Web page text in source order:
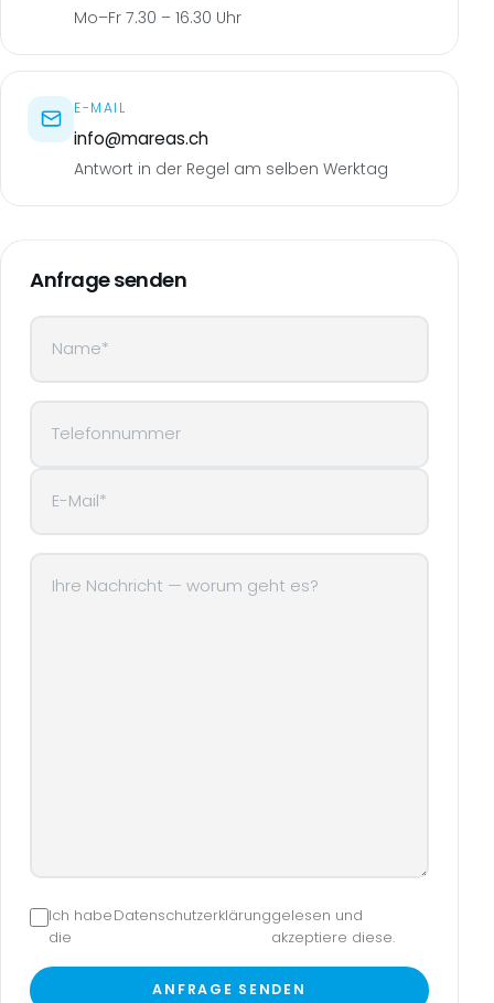
Mo–Fr 7.30 – 16.30 Uhr
E-MAIL
info@mareas.ch
Antwort in der Regel am selben Werktag
Anfrage senden
Ich habe
die
Datenschutzerklärunggelesen und
akzeptiere diese.